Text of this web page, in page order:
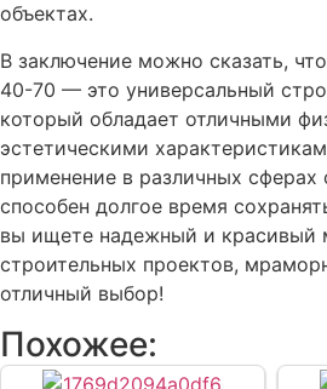
объектах.
В заключение можно сказать,
40-70 — это универсальный
который обладает отличными
эстетическими
применение в различных сферах
способен долгое время
вы ищете надежный и красивый
строительных проектов,
отличный выбор!
Похожее: